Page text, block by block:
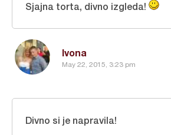
Ivona
May 22, 2015, 3:23 pm
Sjajna torta, divno izgleda!
Divno si je napravila!